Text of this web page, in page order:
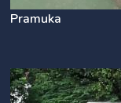
Pramuka